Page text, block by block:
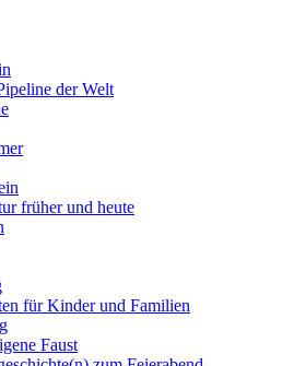
der Welt
früher und heute
für Kinder und Familien
Faust